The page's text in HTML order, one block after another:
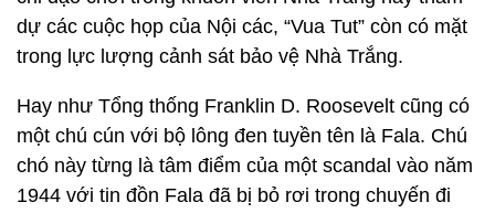
dự các cuộc họp của Nội các, “Vua Tut” còn có mặt
trong lực lượng cảnh sát bảo vệ Nhà Trắng.
Hay như Tổng thống Franklin D. Roosevelt cũng có
một chú cún với bộ lông đen tuyền tên là Fala. Chú
chó này từng là tâm điểm của một scandal vào năm
1944 với tin đồn Fala đã bị bỏ rơi trong chuyến đi